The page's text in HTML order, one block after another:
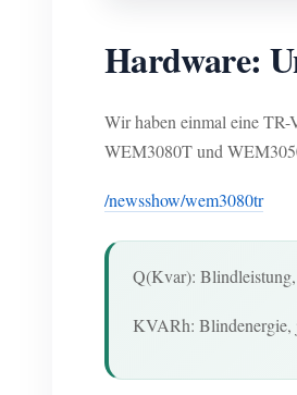
Hardware:
Wir haben einmal eine
WEM3080T und
/newsshow/wem3080tr
Q(Kvar): Blindleistung,
KVARh: